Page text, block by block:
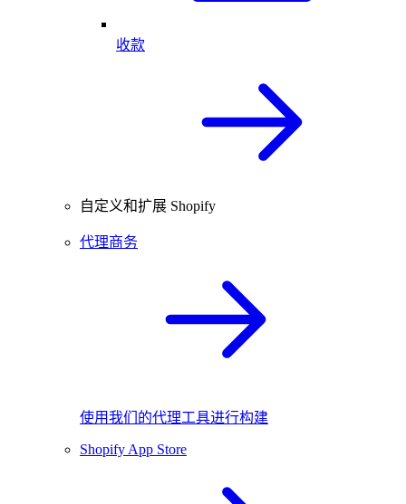
收款
自定义和扩展 Shopify
代理商务
使用我们的代理工具进行构建
Shopify App Store